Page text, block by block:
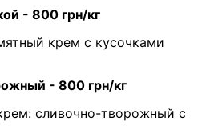
- 800 грн/кг
крем с кусочками
- 800 грн/кг
сливочно-творожный с